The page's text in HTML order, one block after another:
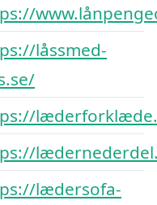
låssmed-
lædersofa-